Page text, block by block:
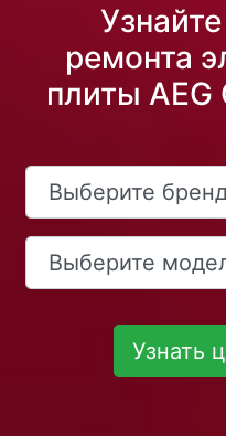
ремонта
плиты
Узнать